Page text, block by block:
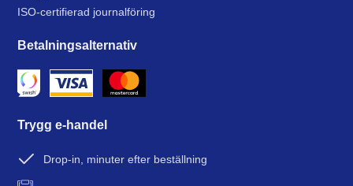
ISO-certifierad journalföring
Betalningsalternativ
Trygg e-handel
Drop-in, minuter efter beställning